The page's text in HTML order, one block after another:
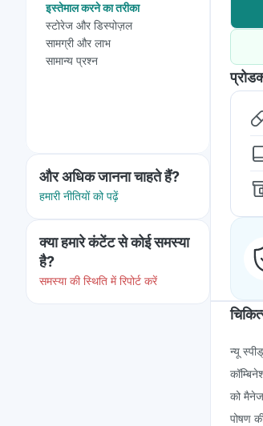
इस्तेमाल करने का तरीका
स्टोरेज और डिस्पोज़ल
सामग्री और लाभ
सामान्य प्रश्न
और अधिक जानना चाहते हैं?
हमारी नीतियों को पढ़ें
क्या हमारे कंटेंट से कोई समस्या
है?
समस्या की स्थिति में रिपोर्ट करें
न्यू
को मैनेज
पोषण